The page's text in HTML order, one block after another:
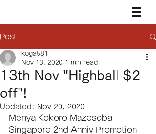
Post
13th Nov "Highball $2
off"!
koga581
Nov 13, 2020 1 min read
Updated: Nov 20, 2020
Menya Kokoro Mazesoba
Singapore 2nd Anniv Promotion